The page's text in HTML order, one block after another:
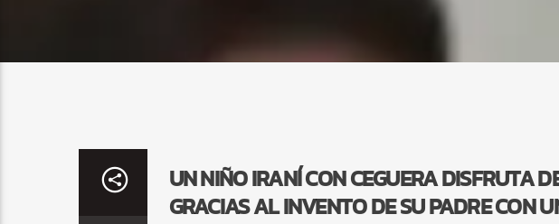
UN NIÑO IRANÍ CON CEGUERA DISFRUTA
GRACIAS AL INVENTO DE SU PADRE CON